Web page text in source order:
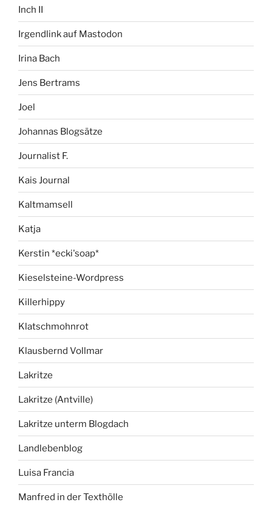
Inch II
Irgendlink auf Mastodon
Irina Bach
Jens Bertrams
Joel
Johannas Blogsätze
Journalist F.
Kais Journal
Kaltmamsell
Katja
Kerstin *ecki'soap*
Kieselsteine-Wordpress
Killerhippy
Klatschmohnrot
Klausbernd Vollmar
Lakritze
Lakritze (Antville)
Lakritze unterm Blogdach
Landlebenblog
Luisa Francia
Manfred in der Texthölle